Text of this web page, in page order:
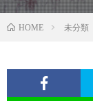
HOME 未分類